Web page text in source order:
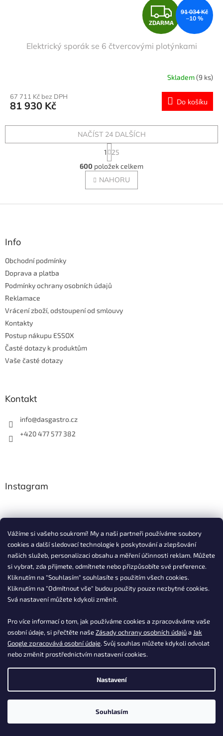
Vážíme si vašeho soukromí! My a naši partneři používáme soubory
cookies a další sledovací technologie k poskytování a zlepšování
našich služeb, personalizaci obsahu a měření účinnosti reklam. Můžete
si vybrat, zda přijmete, odmítnete nebo přizpůsobíte své preference.
Kliknutím na "Souhlasím" souhlasíte s použitím všech cookies.
Kliknutím na "Odmítnout vše" budou použity pouze nezbytné cookies.
Svá nastavení můžete kdykoli změnit.
Pro více informací o tom, jak používáme cookies a zpracováváme vaše
osobní údaje, si přečtěte našeZásady ochrany osobních údajůa Jak
Google zpracovává osobní údaje. Svůj souhlas můžete kdykoli odvolat
nebo změnit prostřednictvím nastavení cookies.
Nastavení
Souhlasím
Z
D
A
R
M
A
ZDARMA
91 034 Kč
–10 %
Elektrický sporák se 6 čtvercovými plotýnkami
Skladem(9 ks)
67 711 Kč bez DPH
81 930 Kč Do košíku
O
v
l
á
v
i
NAČÍST 24 DALŠÍCH
S
t
r
á
n
k
v
1
25
600 položek celkem
NAHORU
Z
Info
Obchodní podmínky
Doprava a platba
Podmínky ochrany osobních údajů
Reklamace
Vrácení zboží, odstoupení od smlouvy
Kontakty
Postup nákupu ESSOX
Časté dotazy k produktům
Vaše časté dotazy
Kontakt
info@dasgastro.cz
+420 477 577 382
Instagram